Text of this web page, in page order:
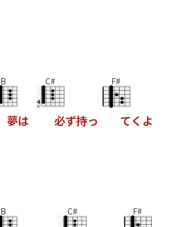
B
夢は
C#
必ず持っ
F#
てく よ
B C# F#